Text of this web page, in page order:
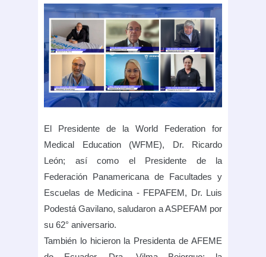
El Presidente de la World Federation for
Medical Education (WFME), Dr. Ricardo
León; así como el Presidente de la
Federación Panamericana de Facultades y
Escuelas de Medicina - FEPAFEM, Dr. Luis
Podestá Gavilano, saludaron a ASPEFAM por
su 62° aniversario.
También lo hicieron la Presidenta de AFEME